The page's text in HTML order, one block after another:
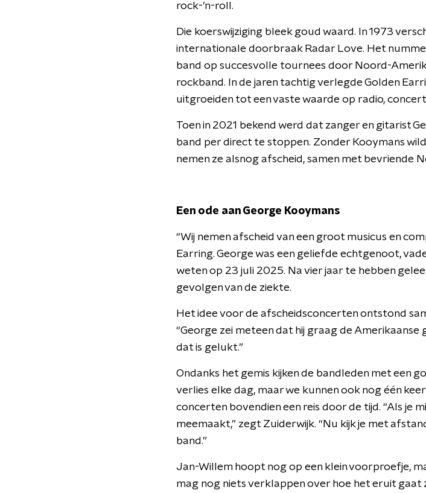
rock-’n-roll.
Die koerswijziging bleek goud waard. In 1973
internationale doorbraak Radar Love. Het
band op succesvolle tournees door Noord-
rockband. In de jaren tachtig verlegde Golden
uitgroeiden tot een vaste waarde op radio,
Toen in 2021 bekend werd dat zanger en gitarist
band per direct te stoppen. Zonder Kooymans
nemen ze alsnog afscheid, samen met bevriende
Een ode aan George Kooymans
“Wij nemen afscheid van een groot musicus en
Earring. George was een geliefde echtgenoot,
weten op 23 juli 2025. Na vier jaar te hebben
gevolgen van de ziekte.
Het idee voor de afscheidsconcerten ontstond
“George zei meteen dat hij graag de Amerikaanse
dat is gelukt.”
Ondanks het gemis kijken de bandleden met een
verlies elke dag, maar we kunnen ook nog één
concerten bovendien een reis door de tijd. “Als je
meemaakt,” zegt Zuiderwijk. “Nu kijk je met
band.”
Jan-Willem hoopt nog op een klein voorproefje,
mag nog niets verklappen over hoe het eruit gaat